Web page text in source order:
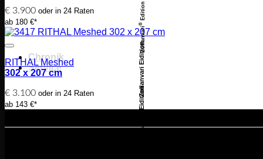
Zollanvari
®
Edition
Zollanvari Eidition
Zollanvari Eidition
Chronik
Service
€ 3.900 oder in 24 Raten
ab 180 €*
RITHAL Meshed
302 x 207 cm
€ 3.100 oder in 24 Raten
ab 143 €*